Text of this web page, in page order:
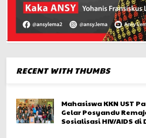
RECENT WITH THUMBS
Mahasiswa KKN UST
Gelar Posyandu
Sosialisasi HIV/AIDS di